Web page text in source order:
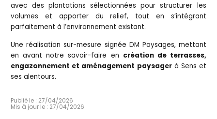
avec des plantations sélectionnées pour structurer les
volumes et apporter du relief, tout en s’intégrant
parfaitement à l’environnement existant.
Une réalisation sur-mesure signée DM Paysages, mettant
en avant notre savoir-faire en création de terrasses,
engazonnement et aménagement paysagerà Sens et
ses alentours.
Publié le : 27/04/2026
Mis à jour le : 27/04/2026